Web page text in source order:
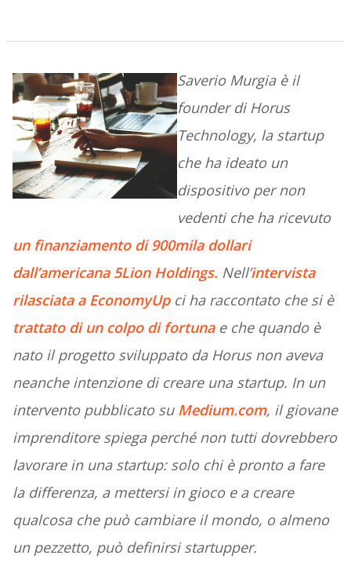
Saverio Murgia è il
founder di Horus
Technology, la startup
che ha ideato un
dispositivo per non
vedenti che ha ricevuto
un finanziamento di 900mila dollari
dall’americana 5Lion Holdings. Nell’intervista
rilasciata a EconomyUpci ha raccontato che si è
trattato di un colpo di fortunae che quando è
nato il progetto sviluppato da Horus non aveva
neanche intenzione di creare una startup. In un
intervento pubblicato su Medium.com, il giovane
imprenditore spiega perché non tutti dovrebbero
lavorare in una startup: solo chi è pronto a fare
la differenza, a mettersi in gioco e a creare
qualcosa che può cambiare il mondo, o almeno
un pezzetto, può definirsi startupper.